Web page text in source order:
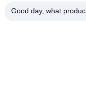
Good day, what